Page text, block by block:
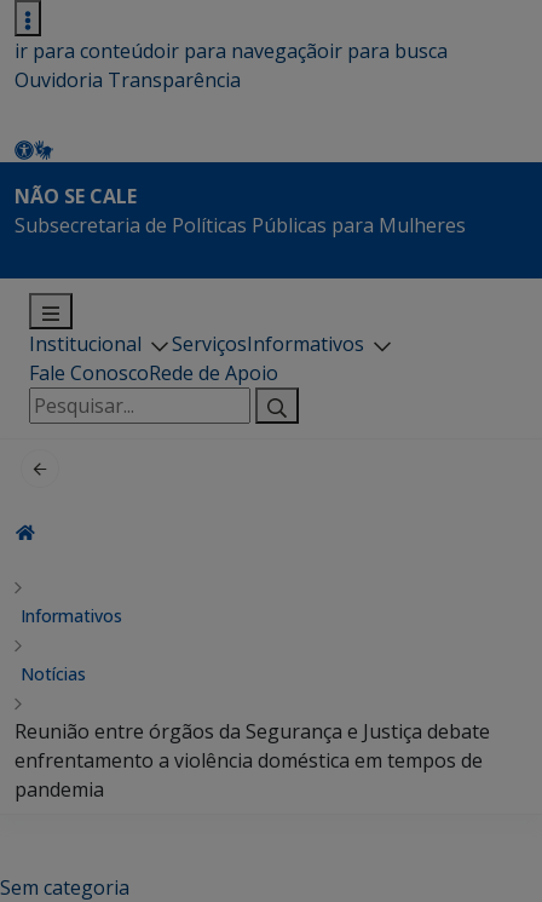
ir para conteúdoir para navegaçãoir para busca
Ouvidoria Transparência
NÃO SE CALE
Subsecretaria de Políticas Públicas para Mulheres
Institucional ServiçosInformativos
Fale ConoscoRede de Apoio
Pesquisar
por:
Informativos
Notícias
Reunião entre órgãos da Segurança e Justiça debate
enfrentamento a violência doméstica em tempos de
pandemia
Sem categoria